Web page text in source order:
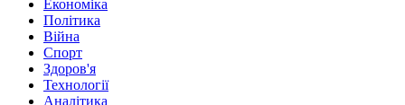
Економіка
Політика
Війна
Спорт
Здоров'я
Технології
Аналітика